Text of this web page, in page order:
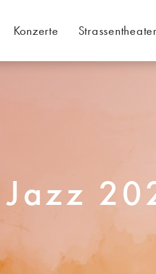
Konzerte Strassentheater
Jazz